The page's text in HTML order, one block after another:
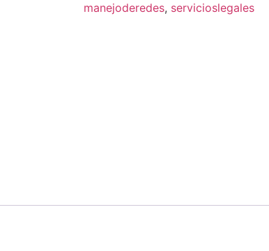
manejoderedes, servicioslegales